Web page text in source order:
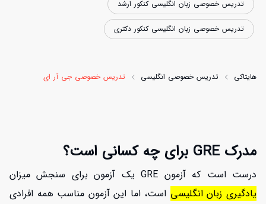
تدریس خصوصی زبان انگلیسی کنکور ارشد
تدریس خصوصی زبان انگلیسی کنکور دکتری
هایتاکی تدریس خصوصی انگلیسی تدریس خصوصی جی آر ای
مدرک GRE برای چه کسانی است؟
درست است که آزمون GRE یک آزمون برای سنجش میزان
یادگیری زبان انگلیسی است، اما این آزمون مناسب همه افرادی